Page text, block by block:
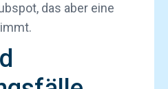
das aber eine